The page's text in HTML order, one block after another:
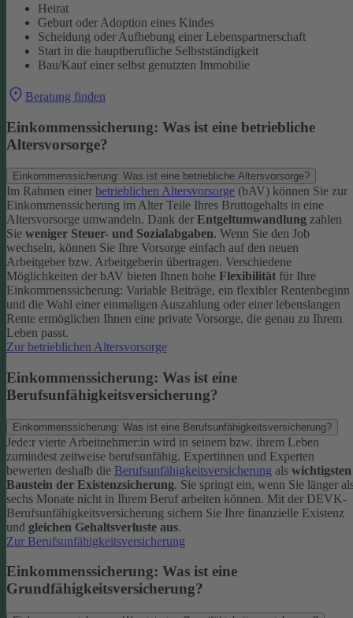
Heirat
Geburt oder Adoption eines Kindes
Scheidung oder Aufhebung einer Lebenspartnerschaft
Start in die hauptberufliche Selbstständigkeit
Bau/Kauf einer selbst genutzten Immobilie
Beratung finden
Einkommenssicherung: Was ist eine betriebliche
Altersvorsorge?
Einkommenssicherung: Was ist eine betriebliche Altersvorsorge?
Im Rahmen einer betrieblichen Altersvorsorge (bAV) können Sie zur
Einkommenssicherung im Alter Teile Ihres Bruttogehalts in eine
Altersvorsorge umwandeln. Dank der Entgeltumwandlung zahlen
Sie weniger Steuer- und Sozialabgaben. Wenn Sie den Job
wechseln, können Sie Ihre Vorsorge einfach auf den neuen
Arbeitgeber bzw. Arbeitgeberin übertragen. Verschiedene
Möglichkeiten der bAV bieten Ihnen hohe Flexibilität für Ihre
Einkommenssicherung: Variable Beiträge, ein flexibler Rentenbeginn
und die Wahl einer einmaligen Auszahlung oder einer lebenslangen
Rente ermöglichen Ihnen eine private Vorsorge, die genau zu Ihrem
Leben passt.
Zur betrieblichen Altersvorsorge
Einkommenssicherung: Was ist eine
Berufsunfähigkeitsversicherung?
Einkommenssicherung: Was ist eine Berufsunfähigkeitsversicherung?
Jede:r vierte Arbeitnehmer:in wird in seinem bzw. ihrem Leben
zumindest zeitweise berufsunfähig. Expertinnen und Experten
bewerten deshalb die Berufsunfähigkeitsversicherung als wichtigsten
Baustein der Existenzsicherung. Sie springt ein, wenn Sie länger
sechs Monate nicht in Ihrem Beruf arbeiten können. Mit der DEVK-
Berufsunfähigkeitsversicherung sichern Sie Ihre finanzielle Existenz
und gleichen Gehaltsverluste aus.
Zur Berufsunfähigkeitsversicherung
Einkommenssicherung: Was ist eine
Grundfähigkeitsversicherung?